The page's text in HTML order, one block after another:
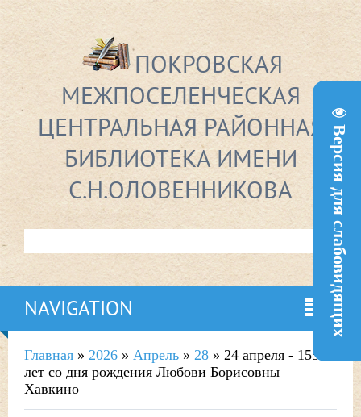
Версия для слабовидящих
ПОКРОВСКАЯ
МЕЖПОСЕЛЕНЧЕСКАЯ
ЦЕНТРАЛЬНАЯ РАЙОННАЯ
БИБЛИОТЕКА ИМЕНИ
С.Н.ОЛОВЕННИКОВА
NAVIGATION
Главная » 2026 » Апрель » 28 » 24 апреля - 155
лет со дня рождения Любови Борисовны
Хавкино